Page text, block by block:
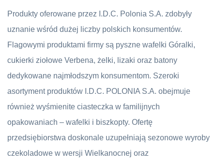
Produkty oferowane przez I.D.C. Polonia S.A. zdobyły
uznanie wśród dużej liczby polskich konsumentów.
Flagowymi produktami firmy są pyszne wafelki Góralki,
cukierki ziołowe Verbena, żelki, lizaki oraz batony
dedykowane najmłodszym konsumentom. Szeroki
asortyment produktów I.D.C. POLONIA S.A. obejmuje
również wyśmienite ciasteczka w familijnych
opakowaniach – wafelki i biszkopty. Ofertę
przedsiębiorstwa doskonale uzupełniają sezonowe wyroby
czekoladowe w wersji Wielkanocnej oraz